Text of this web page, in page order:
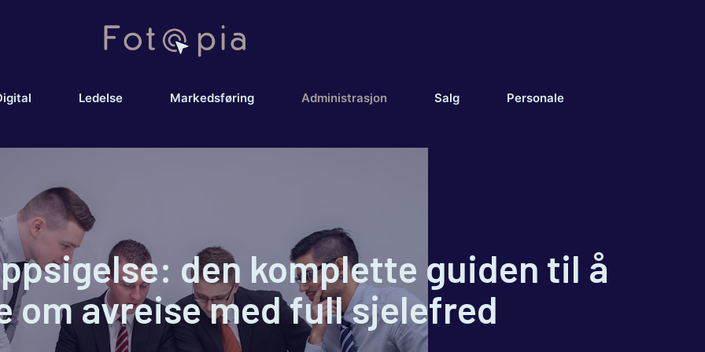
Ledelse Markedsføring Administrasjon Salg Personale
den komplette guiden til å
om avreise med full sjelefred